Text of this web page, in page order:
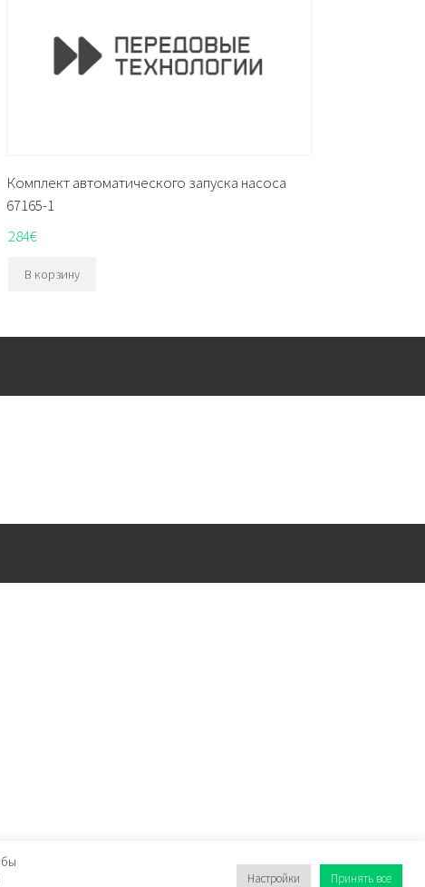
Комплект автоматического запуска насоса
67165-1
284€
В корзину
Настройки Принять все